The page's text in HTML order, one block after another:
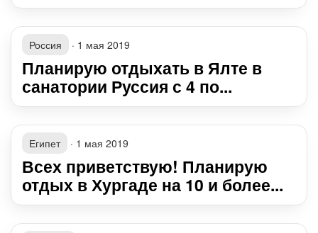
Россия · 1 мая 2019
Планирую отдыхать в Ялте в
санатории Руссия с 4 по...
Египет · 1 мая 2019
Всех приветствую! Планирую
отдых в Хургаде на 10 и более...